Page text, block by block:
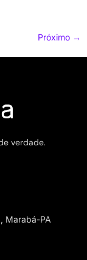
Próximo →
verdade.
Marabá-PA